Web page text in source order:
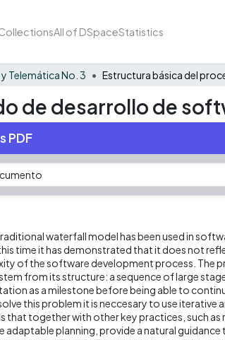
All of DSpaceStatistics
Telemática No. 3
de desarrollo de
PDF
waterfall model has been used in
time it has demonstrated that it does not
of the software development process. The
from its structure: a sequence of large
as a milestone before being able to
this problem it is neccesary to use iterative
that together with other key practices, such as
adaptable planning, provide a natural guidance